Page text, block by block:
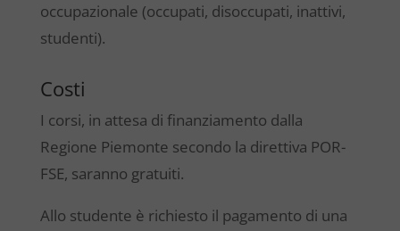
occupazionale (occupati, disoccupati, inattivi,
studenti).
Costi
I corsi, in attesa di finanziamento dalla
Regione Piemonte secondo la direttiva POR-
FSE, saranno gratuiti.
Allo studente è richiesto il pagamento di una